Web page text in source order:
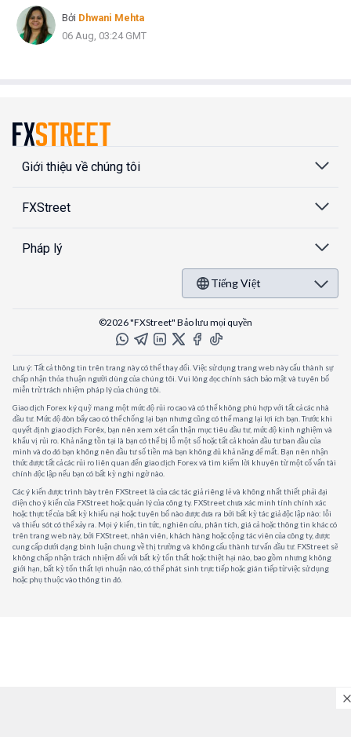
Bởi Dhwani Mehta
06 Aug, 03:24 GMT
Giới thiệu về chúng tôi
FXStreet
Pháp lý
Tiếng Việt
©2026 "FXStreet" Bảo lưu mọi quyền
Lưu ý: Tất cả thông tin trên trang này có thể thay đổi. Việc sử dụng trang web này cấu thành sự
chấp nhận thỏa thuận người dùng của chúng tôi. Vui lòng đọc chính sách bảo mật và tuyên bố
miễn trừ trách nhiệm pháp lý của chúng tôi.
Giao dịch Forex ký quỹ mang một mức độ rủi ro cao và có thể không phù hợp với tất cả các nhà
đầu tư. Mức độ đòn bẩy cao có thể chống lại bạn nhưng cũng có thể mang lại lợi ích bạn. Trước khi
quyết định giao dịch Forêx, bạn nên xem xét cẩn thận mục tiêu đầu tư, mức độ kinh nghiệm và
khẩu vị rủi ro. Khả năng tồn tại là bạn có thể bị lỗ một số hoặc tất cả khoản đầu tư ban đầu của
mình và do đó bạn không nên đầu tư số tiền mà bạn không đủ khả năng để mất. Bạn nên nhận
thức được tất cả các rủi ro liên quan đến giao dịch Forex và tìm kiếm lời khuyên từ một cố vấn tài
chính độc lập nếu bạn có bất kỳ nghi ngờ nào.
Các ý kiến được trình bày trên FXStreet là của các tác giả riêng lẻ và không nhất thiết phải đại
diện cho ý kiến của FXStreet hoặc quản lý của công ty. FXStreet chưa xác minh tính chính xác
hoặc thực tế của bất kỳ khiếu nại hoặc tuyên bố nào được đưa ra bởi bất kỳ tác giả độc lập nào: lỗi
và thiếu sót có thể xảy ra. Mọi ý kiến, tin tức, nghiên cứu, phân tích, giá cả hoặc thông tin khác có
trên trang web này, bởi FXStreet, nhân viên, khách hàng hoặc cộng tác viên của công ty, được
cung cấp dưới dạng bình luận chung về thị trường và không cấu thành tư vấn đầu tư. FXStreet sẽ
không chấp nhận trách nhiệm đối với bất kỳ tổn thất hoặc thiệt hại nào, bao gồm nhưng không
giới hạn, bất kỳ tổn thất lợi nhuận nào, có thể phát sinh trực tiếp hoặc gián tiếp từ việc sử dụng
hoặc phụ thuộc vào thông tin đó.